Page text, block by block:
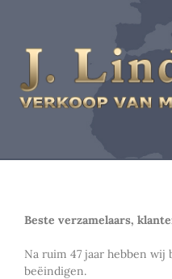
Beste verzamelaars,
Na ruim 47 jaar hebben
beëindigen.